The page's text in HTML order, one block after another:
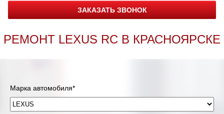
ЗАКАЗАТЬ ЗВОНОК
РЕМОНТ LEXUS RC В КРАСНОЯРСКЕ
Марка автомобиля*